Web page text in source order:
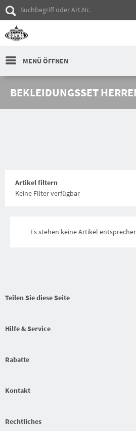
MENÜ ÖFFNEN
BEKLEIDUNGSSET
Artikel filtern
Keine Filter verfügbar
Es stehen keine Artikel
Teilen Sie diese Seite
Hilfe & Service
Rabatte
Kontakt
Rechtliches